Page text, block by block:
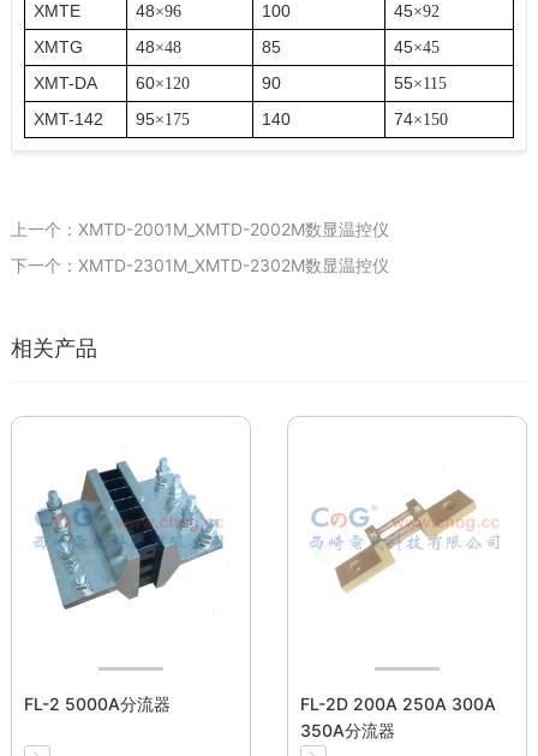
XMTE 48×96 100 45×92
XMTG 48×48 85 45×45
XMT-DA 60×120 90 55×115
XMT-142 95×175 140 74×150
上一个：XMTD-2001M_XMTD-2002M数显温控仪
下一个：XMTD-2301M_XMTD-2302M数显温控仪
相关产品
FL-2 5000A分流器
FL-2D 200A 250A 300A
350A分流器